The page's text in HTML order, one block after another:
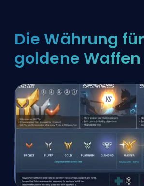
Die Währung für
goldene Waffen